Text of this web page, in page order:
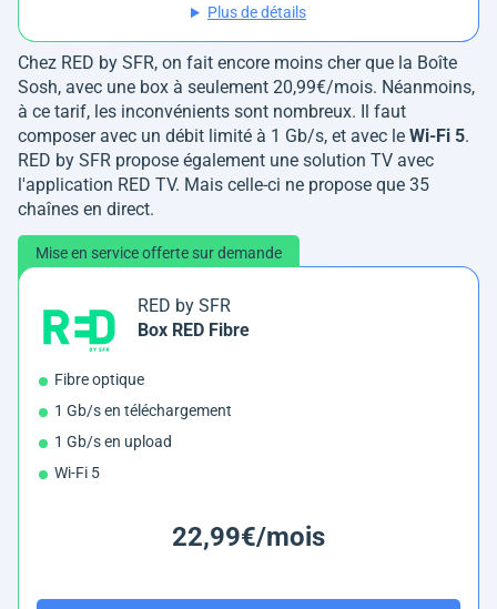
Plus de détails
Chez RED by SFR, on fait encore moins cher que la Boîte
Sosh, avec une box à seulement 20,99€/mois. Néanmoins,
à ce tarif, les inconvénients sont nombreux. Il faut
composer avec un débit limité à 1 Gb/s, et avec le Wi-Fi 5.
RED by SFR propose également une solution TV avec
l'application RED TV. Mais celle-ci ne propose que 35
chaînes en direct.
Mise en service offerte sur demande
RED by SFR
Box RED Fibre
Fibre optique
1 Gb/s en téléchargement
1 Gb/s en upload
Wi-Fi 5
22,99€/mois